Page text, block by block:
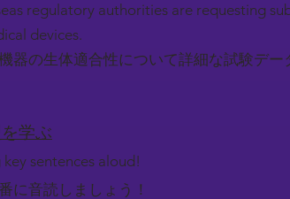
regulatory authorities are requesting
devices.
器の生体適合性について詳細な試験デー
学ぶ
sentences aloud!
に音読しましょう！